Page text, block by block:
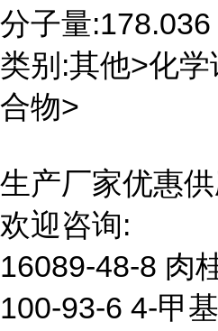
分子量:178.036
类别:其他>化
合物>
生产厂家优惠
欢迎咨询:
16089-48-8 肉
100-93-6 4-甲